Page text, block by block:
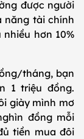
được người
năng tài chính
hơn 10%
tháng, bạn
1 triệu đồng.
giày mình mơ
đồng mỗi
tiền mua đôi